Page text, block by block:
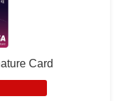
實用又貼地
凰知音，夠flexibl
Card